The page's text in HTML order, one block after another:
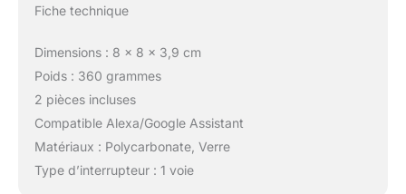
Fiche technique
Dimensions : 8 x 8 x 3,9 cm
Poids : 360 grammes
2 pièces incluses
Compatible Alexa/Google Assistant
Matériaux : Polycarbonate, Verre
Type d’interrupteur : 1 voie